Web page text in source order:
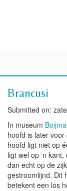
Brancusi
Submitted on:
In museum
hoofd is later
hoofd ligt niet op
ligt wel op ‘n
dan echt op de
gestroomlijnd. Dit
betekent een los